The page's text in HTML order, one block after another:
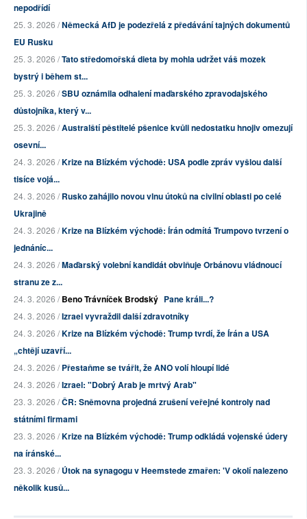
nepodřídí
25. 3. 2026 /Německá AfD je podezřelá z předávání tajných dokumentů
EU Rusku
25. 3. 2026 /Tato středomořská dieta by mohla udržet váš mozek
bystrý i během st...
25. 3. 2026 /SBU oznámila odhalení maďarského zpravodajského
důstojníka, který v...
25. 3. 2026 /Australští pěstitelé pšenice kvůli nedostatku hnojiv omezují
osevní...
24. 3. 2026 /Krize na Blízkém východě: USA podle zpráv vyšlou další
tisíce vojá...
24. 3. 2026 /Rusko zahájilo novou vlnu útoků na civilní oblasti po celé
Ukrajině
24. 3. 2026 /Krize na Blízkém východě: Írán odmítá Trumpovo tvrzení o
jednáníc...
24. 3. 2026 /Maďarský volební kandidát obviňuje Orbánovu vládnoucí
stranu ze z...
24. 3. 2026 /Beno Trávníček Brodský Pane králi...?
24. 3. 2026 /Izrael vyvraždil další zdravotníky
24. 3. 2026 /Krize na Blízkém východě: Trump tvrdí, že Írán a USA
„chtějí uzavří...
24. 3. 2026 /Přestaňme se tvářit, že ANO volí hloupí lidé
24. 3. 2026 /Izrael: "Dobrý Arab je mrtvý Arab"
23. 3. 2026 /ČR: Sněmovna projedná zrušení veřejné kontroly nad
státními firmami
23. 3. 2026 /Krize na Blízkém východě: Trump odkládá vojenské údery
na íránské...
23. 3. 2026 /Útok na synagogu v Heemstede zmařen: 'V okolí nalezeno
několik kusů...